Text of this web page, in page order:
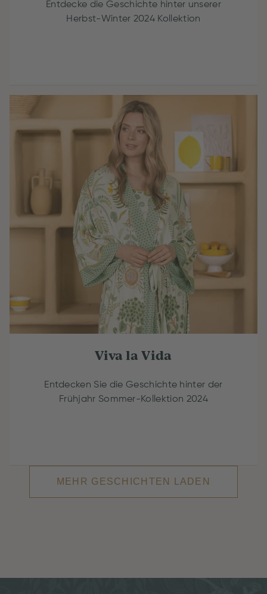
Entdecke die Geschichte hinter unserer
Herbst-Winter 2024 Kollektion
Viva la Vida
Entdecken Sie die Geschichte hinter der
Frühjahr Sommer-Kollektion 2024
MEHR GESCHICHTEN LADEN